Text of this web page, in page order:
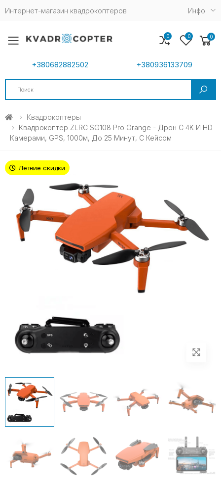
Интернет-магазин квадрокоптеров Инфо
Toggle mobile menu
+380682882502 +380936133709
Search
0 0 0
Квадрокоптеры
Квадрокоптер ZLRC SG108 Pro Orange - Дрон С 4K И HD
Камерами, GPS, 1000м, До 25 Минут, С Кейсом
Летние скидки